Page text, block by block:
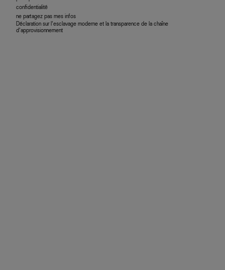
confidentialité
ne partagez pas mes infos
Déclaration sur l’esclavage moderne et la transparence de la chaîne
d’approvisionnement